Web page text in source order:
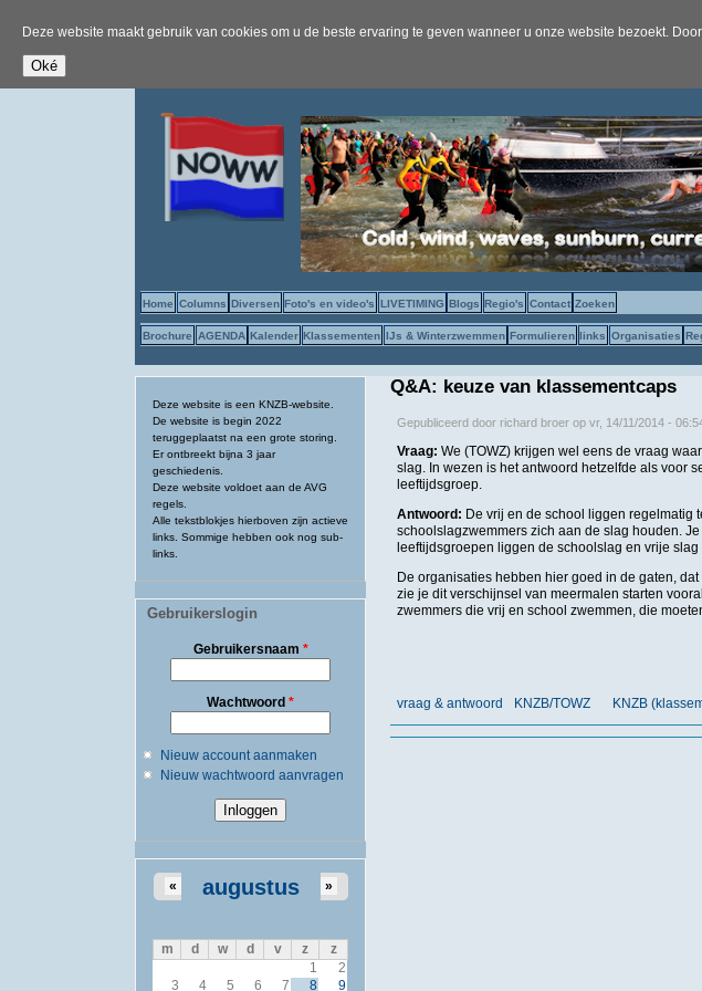
Deze website maakt gebruik van cookies om u de beste ervaring te geven wanneer u onze website bezoekt.
Home Columns Diversen Foto's en video's LIVETIMING Blogs Regio's Contact Zoeken
Brochure AGENDA Kalender Klassementen IJs & Winterzwemmen Formulieren links Organisaties
Deze website is een KNZB-website.
De website is begin 2022
teruggeplaatst na een grote storing.
Er ontbreekt bijna 3 jaar
geschiedenis.
Deze website voldoet aan de AVG
regels.
Alle tekstblokjes hierboven zijn actieve
links. Sommige hebben ook nog sub-
links.
Gebruikerslogin
Gebruikersnaam *
Wachtwoord *
Nieuw account aanmaken
Nieuw wachtwoord aanvragen
augustus
« »
m d w d v z
z
1
2
3
4 5 6 7 8
9
Q&A: keuze van klassementcaps
Gepubliceerd door richard broerop vr, 14/11/2014 -
Vraag: We (TOWZ) krijgen wel eens de vraag
slag. In wezen is het antwoord hetzelfde als voor
leeftijdsgroep.
Antwoord: De vrij en de school liggen regelmatig
schoolslagzwemmers zich aan de slag houden.
leeftijdsgroepen liggen de schoolslag en vrije
De organisaties hebben hier goed in de gaten,
zie je dit verschijnsel van meermalen starten
zwemmers die vrij en school zwemmen, die
vraag & antwoord KNZB/TOWZ KNZB